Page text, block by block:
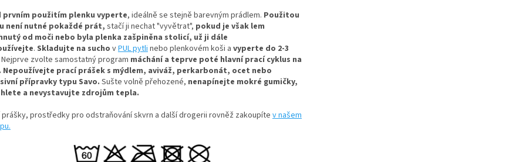
prvním použitím plenku vyperte, ideálně se stejně barevným prádlem. Použitou
není nutné pokaždé prát, stačí ji nechat "vyvětrat", pokud je však lem
od moči nebo byla plenka zašpiněna stolicí, už ji dále
. Skladujte na sucho vPUL pytlinebo plenkovém koši a vyperte do 2-3
Nejprve zvolte samostatný program máchání a teprve poté hlavní prací cyklus na
Nepoužívejte prací prášek s mýdlem, aviváž, perkarbonát, ocet nebo
přípravky typu Savo. Sušte volně přehozené, nenapínejte mokré gumičky,
a nevystavujte zdrojům tepla.
prášky, prostředky pro odstraňování skvrn a další drogerii rovněž zakoupíte v našem